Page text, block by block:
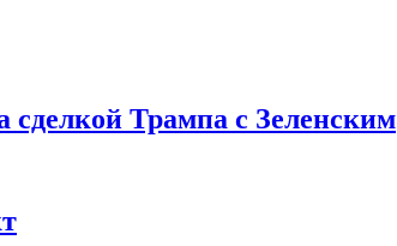
Трампа с Зеленским